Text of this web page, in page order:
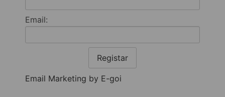
Email:
Registar
Email Marketing by E-goi